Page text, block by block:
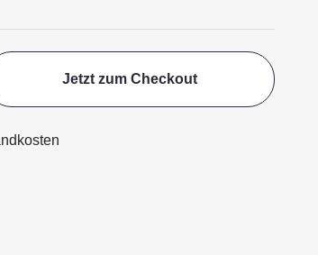
Jetzt zum Checkout